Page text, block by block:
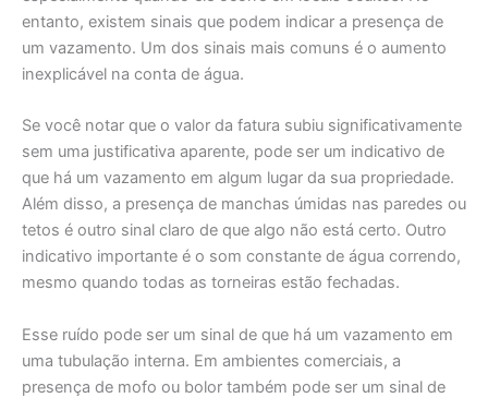
entanto, existem sinais que podem indicar a presença de
um vazamento. Um dos sinais mais comuns é o aumento
inexplicável na conta de água.
Se você notar que o valor da fatura subiu significativamente
sem uma justificativa aparente, pode ser um indicativo de
que há um vazamento em algum lugar da sua propriedade.
Além disso, a presença de manchas úmidas nas paredes ou
tetos é outro sinal claro de que algo não está certo. Outro
indicativo importante é o som constante de água correndo,
mesmo quando todas as torneiras estão fechadas.
Esse ruído pode ser um sinal de que há um vazamento em
uma tubulação interna. Em ambientes comerciais, a
presença de mofo ou bolor também pode ser um sinal de